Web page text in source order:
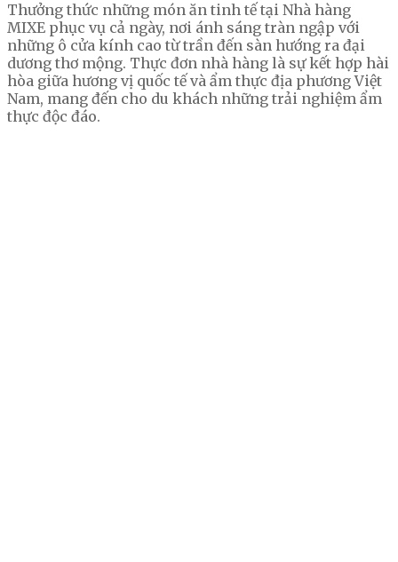
Thưởng thức những món ăn tinh tế tại Nhà hàng
MIXE phục vụ cả ngày, nơi ánh sáng tràn ngập với
những ô cửa kính cao từ trần đến sàn hướng ra đại
dương thơ mộng. Thực đơn nhà hàng là sự kết hợp hài
hòa giữa hương vị quốc tế và ẩm thực địa phương Việt
Nam, mang đến cho du khách những trải nghiệm ẩm
thực độc đáo.